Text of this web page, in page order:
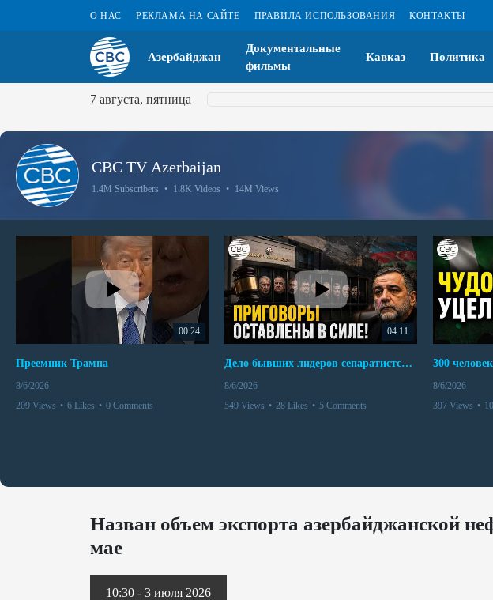
О НАС РЕКЛАМА НА САЙТЕ ПРАВИЛА ИСПОЛЬЗОВАНИЯ КОНТАКТЫ
Азербайджан
Документальные
фильмы
Кавказ Политика
7 августа, пятница
CBC TV Azerbaijan
1.4M Subscribers • 1.8K Videos • 14M Views
00:24
Преемник Трампа
8/6/2026
209 Views • 6 Likes • 0 Comments
04:11
Дело бывших лидеров сепаратистского режима в Карабахе
8/6/2026
549 Views • 28 Likes • 5 Comments
8/6/2026
397 Views •
Назван объем экспорта азербайджанской
мае
10:30 - 3 июля 2026